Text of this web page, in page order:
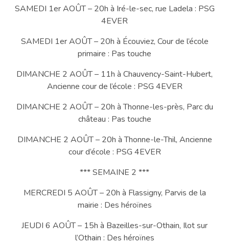
SAMEDI 1er AOÛT – 20h à Iré-le-sec, rue Ladela : PSG
4EVER
SAMEDI 1er AOÛT – 20h à Écouviez, Cour de l’école
primaire : Pas touche
DIMANCHE 2 AOÛT – 11h à Chauvency-Saint-Hubert,
Ancienne cour de l’école : PSG 4EVER
DIMANCHE 2 AOÛT – 20h à Thonne-les-près, Parc du
château : Pas touche
DIMANCHE 2 AOÛT – 20h à Thonne-le-Thil, Ancienne
cour d’école : PSG 4EVER
*** SEMAINE 2 ***
MERCREDI 5 AOÛT – 20h à Flassigny, Parvis de la
mairie : Des héroïnes
JEUDI 6 AOÛT – 15h à Bazeilles-sur-Othain, Ilot sur
l’Othain : Des héroïnes